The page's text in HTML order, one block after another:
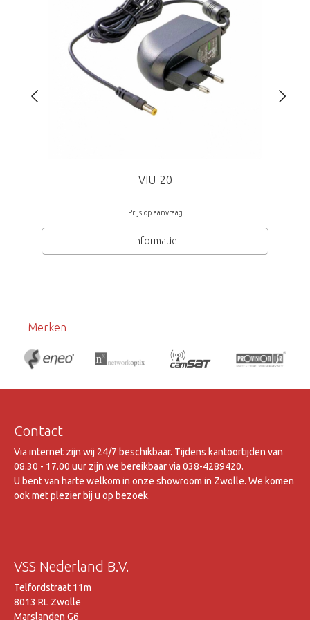
VIU-20
Prijs op aanvraag
Informatie
Merken
Contact
Via internet zijn wij 24/7 beschikbaar. Tijdens kantoortijden van
08.30 - 17.00 uur zijn we bereikbaar via 038-4289420.
U bent van harte welkom in onze showroom in Zwolle. We komen
ook met plezier bij u op bezoek.
VSS Nederland B.V.
Telfordstraat 11m
8013 RL Zwolle
Marslanden G6